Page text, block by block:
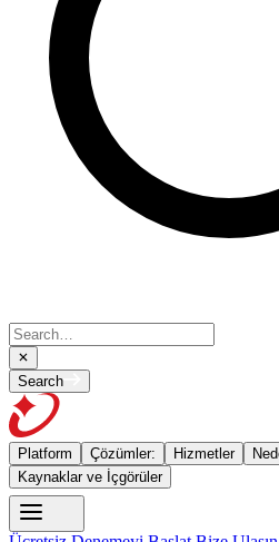
Search
Platform Çözümler: Hizmetler
Kaynaklar ve İçgörüler